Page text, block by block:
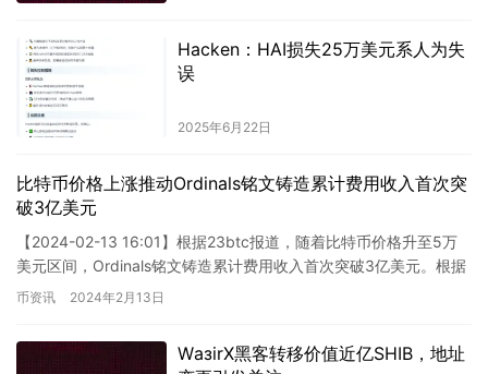
Hacken：HAI损失25万美元系人为失
误
2025年6月22日
比特币价格上涨推动Ordinals铭文铸造累计费用收入首次突
破3亿美元
【2024-02-13 16:01】根据23btc报道，随着比特币价格升至5万
美元区间，Ordinals铭文铸造累计费用收入首次突破3亿美元。根据
Dune最新数据显示，截至本文撰写…
币资讯 2024年2月13日
WазirX黑客转移价值近亿SHIB，地址